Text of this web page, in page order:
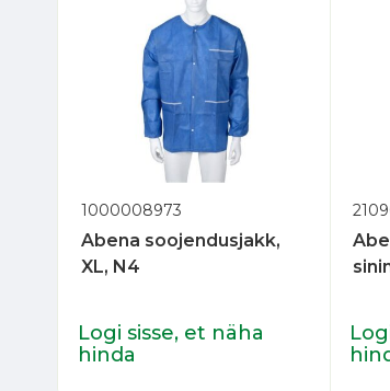
1000008973
Abena soojendusjakk,
XL, N4
Logi sisse, et näha
hinda